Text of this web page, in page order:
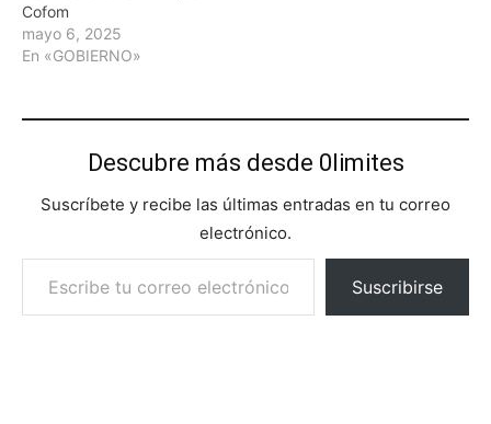
Cofom
mayo 6, 2025
En «GOBIERNO»
Descubre más desde 0limites
Suscríbete y recibe las últimas entradas en tu correo
electrónico.
Escribe tu correo electrónico…
Suscribirse